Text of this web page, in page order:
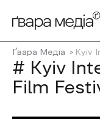
Ґвара Медіа Kyiv
# Kyiv
Film